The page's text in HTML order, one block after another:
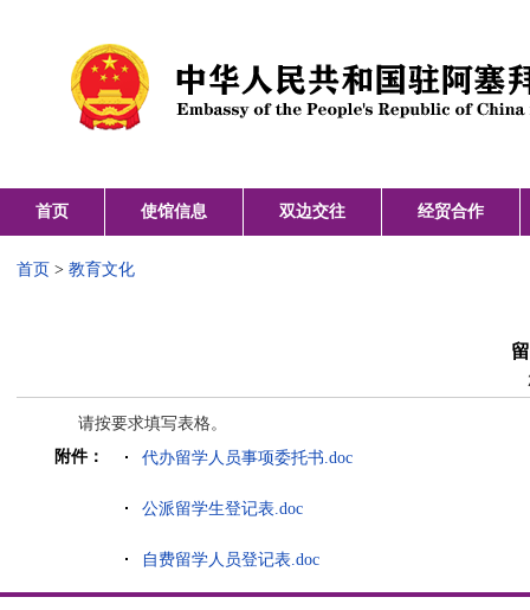
首页 使馆信息 双边交往 经贸合作
首页 > 教育文化
请按要求填写表格。
附件：
代办留学人员事项委托书.doc
公派留学生登记表.doc
自费留学人员登记表.doc